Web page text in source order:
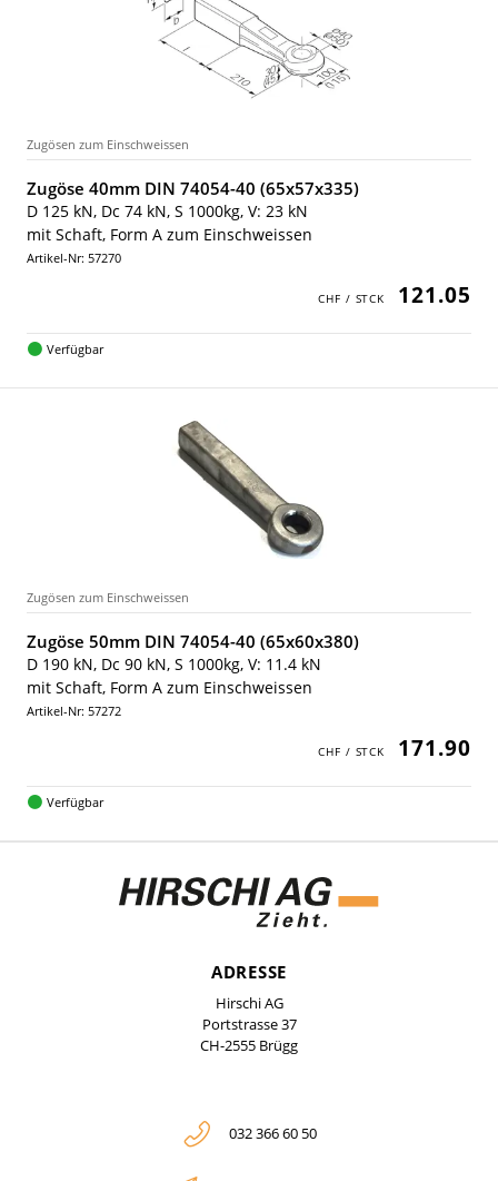
Zugösen zum Einschweissen
Zugöse 40mm DIN 74054-40 (65x57x335)
D 125 kN, Dc 74 kN, S 1000kg, V: 23 kN
mit Schaft, Form A zum Einschweissen
Artikel-Nr: 57270
121.05
Verfügbar
Zugösen zum Einschweissen
Zugöse 50mm DIN 74054-40 (65x60x380)
D 190 kN, Dc 90 kN, S 1000kg, V: 11.4 kN
mit Schaft, Form A zum Einschweissen
Artikel-Nr: 57272
171.90
Verfügbar
ADRESSE
Hirschi AG
Portstrasse 37
CH-2555 Brügg
032 366 60 50